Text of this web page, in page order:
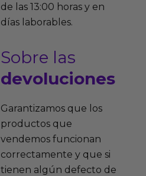
de las 13:00 horas y en
días laborables.
Sobre las
devoluciones
Garantizamos que los
productos que
vendemos funcionan
correctamente y que si
tienen algún defecto de